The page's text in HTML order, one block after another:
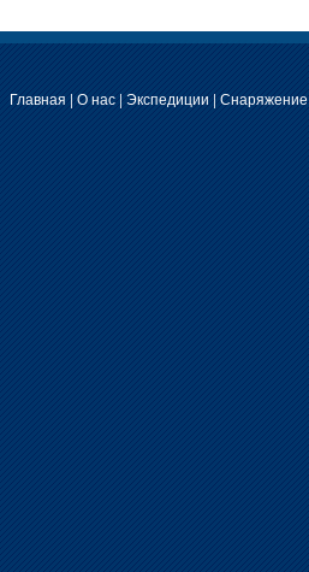
Главная | О нас| Экспедиции | Снаряжение